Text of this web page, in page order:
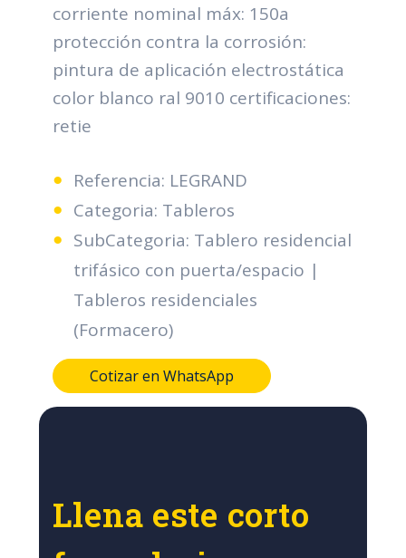
corriente nominal máx: 150a
protección contra la corrosión:
pintura de aplicación electrostática
color blanco ral 9010 certificaciones:
retie
Referencia: LEGRAND
Categoria: Tableros
SubCategoria: Tablero residencial
trifásico con puerta/espacio |
Tableros residenciales
(Formacero)
Cotizar en WhatsApp
Llena este corto